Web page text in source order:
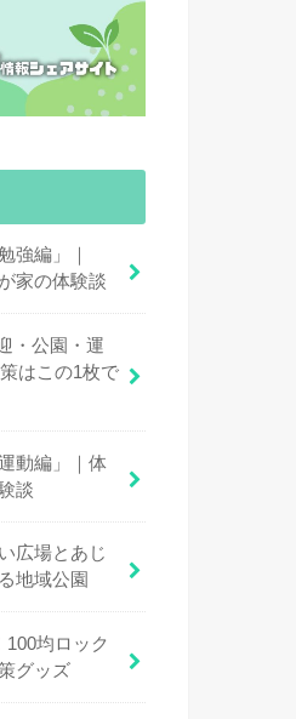
強編」｜
家の体験談
・公園・運
はこの1枚で
動編」｜体
談
広場とあじ
地域公園
均ロック
グッズ